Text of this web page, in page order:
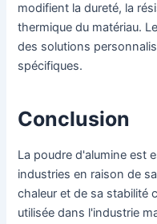
modifient la dureté, la
thermique du matériau.
des solutions
spécifiques.
Conclusion
La poudre d'alumine est
industries en raison de
chaleur et de sa stabilité
utilisée dans l'industrie